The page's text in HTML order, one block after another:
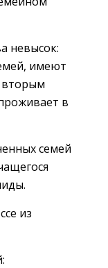
невысок:
имеют
вторым
в
семей
из